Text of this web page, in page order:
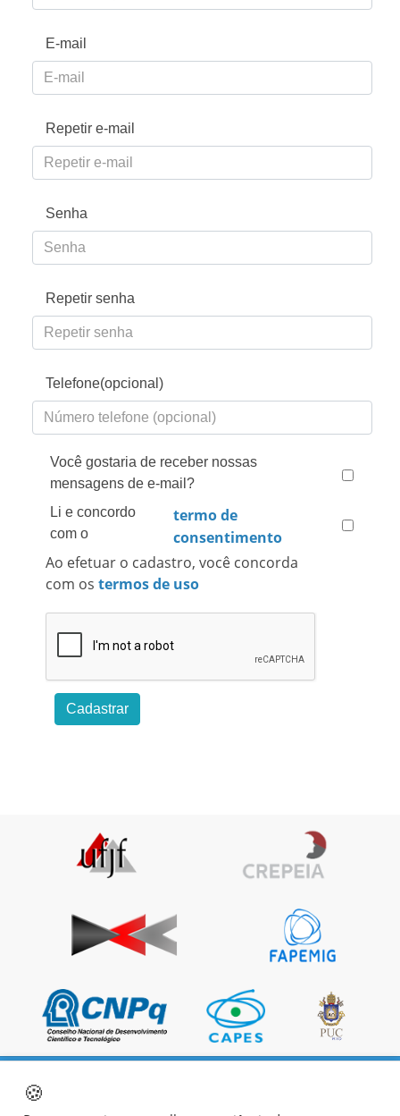
🍪
E-mail
Repetir e-mail
Senha
Repetir senha
Telefone(opcional)
Você gostaria de receber nossas
mensagens de e-mail?
Li e concordo
com o
termo de
consentimento
Ao efetuar o cadastro, você concorda
com os termos de uso
Cadastrar
Página Inicial